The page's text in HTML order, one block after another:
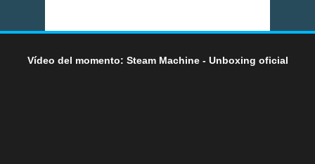
Vídeo del momento: Steam Machine - Unboxing oficial